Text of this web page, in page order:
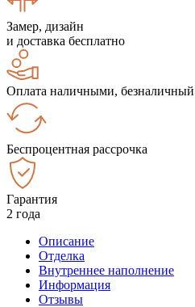
Замер, дизайн
и доставка бесплатно
Оплата наличными, безналичный
Беспроцентная рассрочка
Гарантия
2 года
Описание
Отделка
Внутреннее наполнение
Информация
Отзывы